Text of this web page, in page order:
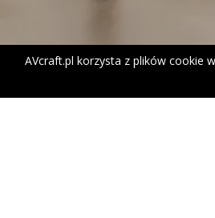
AVcraft.pl korzysta z plików cookie